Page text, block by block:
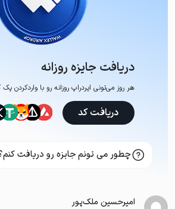
دریافت جایزه روزانه
هر روز می‌تونی ایردراپ روزانه رو با وارد‌کردن
دریافت کد
چطور می تونم جایزه رو دریافت
امیرحسین ملک‌پور